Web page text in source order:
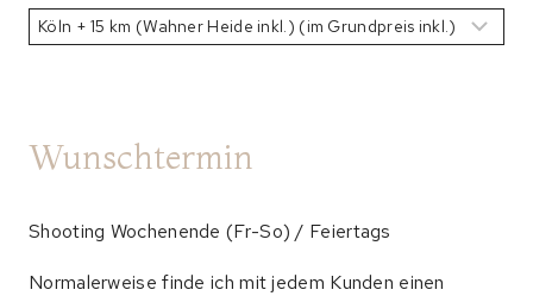
Wunschtermin
Shooting Wochenende (Fr-So) / Feiertags
Normalerweise finde ich mit jedem Kunden einen